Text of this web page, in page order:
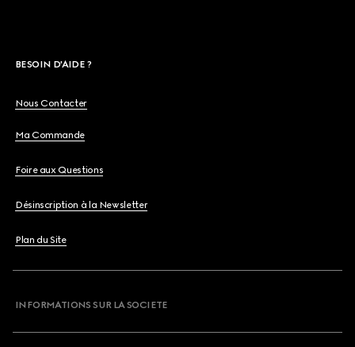
BESOIN D'AIDE ?
Nous Contacter
Ma Commande
Foire aux Questions
Désinscription à la Newsletter
Plan du Site
INFORMATIONS SUR LA SOCIETE